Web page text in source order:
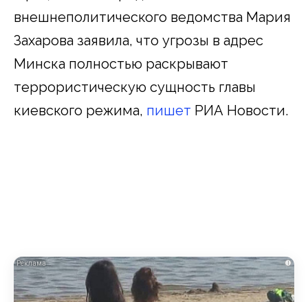
внешнеполитического ведомства Мария
Захарова заявила, что угрозы в адрес
Минска полностью раскрывают
террористическую сущность главы
киевского режима, пишет РИА Новости.
i